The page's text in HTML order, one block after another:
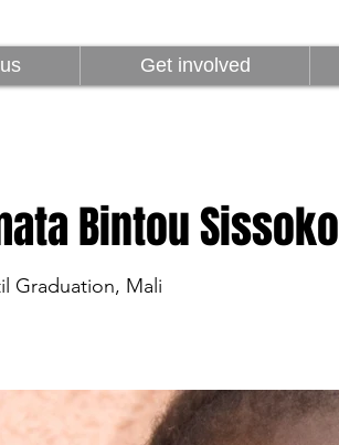
CsatlakozzGet involved
Bintou Sissoko
Graduation, Mali